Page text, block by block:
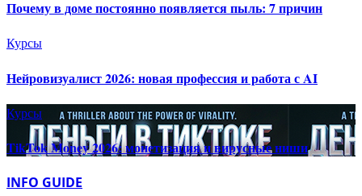
Почему в доме постоянно появляется пыль: 7 причин
Курсы
Нейровизуалист 2026: новая профессия и работа с AI
Курсы
TikTok Money 2026: монетизация и вирусные ниши
INFO GUIDE